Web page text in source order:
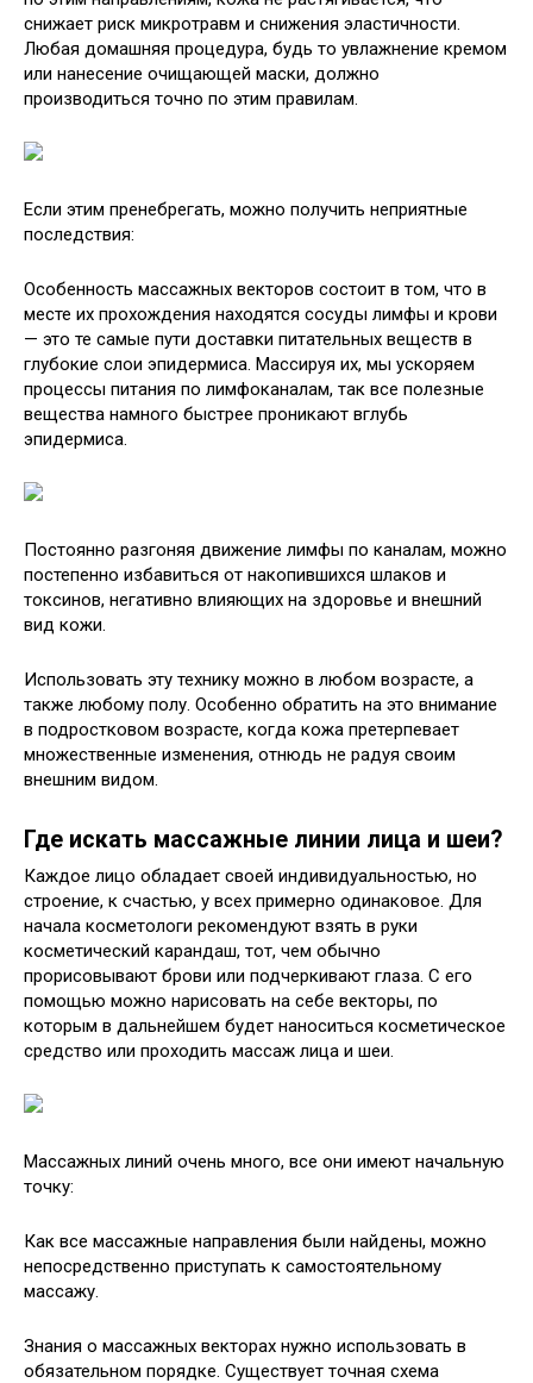
снижает риск микротравм и снижения эластичности.
Любая домашняя процедура, будь то увлажнение кремом
или нанесение очищающей маски, должно
производиться точно по этим правилам.
Если этим пренебрегать, можно получить неприятные
последствия:
Особенность массажных векторов состоит в том, что в
месте их прохождения находятся сосуды лимфы и крови
— это те самые пути доставки питательных веществ в
глубокие слои эпидермиса. Массируя их, мы ускоряем
процессы питания по лимфоканалам, так все полезные
вещества намного быстрее проникают вглубь
эпидермиса.
Постоянно разгоняя движение лимфы по каналам, можно
постепенно избавиться от накопившихся шлаков и
токсинов, негативно влияющих на здоровье и внешний
вид кожи.
Использовать эту технику можно в любом возрасте, а
также любому полу. Особенно обратить на это внимание
в подростковом возрасте, когда кожа претерпевает
множественные изменения, отнюдь не радуя своим
внешним видом.
Где искать массажные линии лица и шеи?
Каждое лицо обладает своей индивидуальностью, но
строение, к счастью, у всех примерно одинаковое. Для
начала косметологи рекомендуют взять в руки
косметический карандаш, тот, чем обычно
прорисовывают брови или подчеркивают глаза. С его
помощью можно нарисовать на себе векторы, по
которым в дальнейшем будет наноситься косметическое
средство или проходить массаж лица и шеи.
Массажных линий очень много, все они имеют начальную
точку:
Как все массажные направления были найдены, можно
непосредственно приступать к самостоятельному
массажу.
Знания о массажных векторах нужно использовать в
обязательном порядке. Существует точная схема